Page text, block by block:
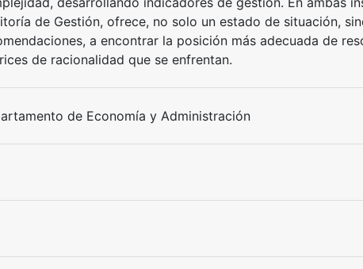
de Gestión, ofrece, no solo un estado de situación,
a encontrar la posición más adecuada de
de racionalidad que se enfrentan.
de Economía y Administración